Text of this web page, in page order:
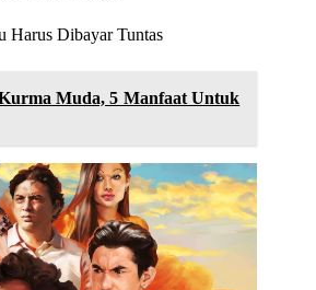
Harus Dibayar Tuntas
Muda, 5 Manfaat Untuk